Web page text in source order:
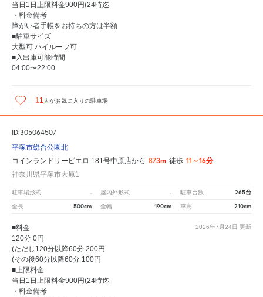
当日1日上限料金900円(24時迄
・料金備考
障がい者手帳をお持ちの方は半額
■駐車サイズ
大型可 ハイルーフ可
■入出庫可能時間
04:00〜22:00
11 人がお気に入りの駐車場
ID:305064507
平塚市総合公園北
コインランドリーピエロ 181号中原店から 873m 徒歩 11～16分
神奈川県平塚市大原1
駐車場形式 - 屋内外形式 - 駐車台数 265台
全長 500cm 全幅 190cm 車高 210cm
2026年7月24日 更新
■料金
120分 0円
(ただし120分以降60分 200円
(その後60分以降60分 100円
■上限料金
当日1日上限料金900円(24時迄
・料金備考